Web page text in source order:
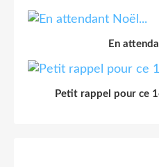
En
Petit rappel pour ce